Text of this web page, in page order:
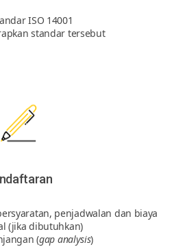
ISO 14001
standar tersebut
penjadwalan dan biaya
(jika dibutuhkan)
(gap analysis)